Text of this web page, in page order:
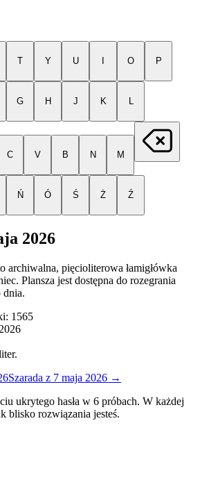
T Y U O P
G H J K L
C V B N M
Ń Ó Ś Ż Ź
2026
archiwalna, pięcioliterowa łamigłówka
Plansza jest dostępna do rozegrania
dnia.
1565
Szarada z 7 maja 2026 →
ukrytego hasła w 6 próbach. W każdej
blisko rozwiązania jesteś.